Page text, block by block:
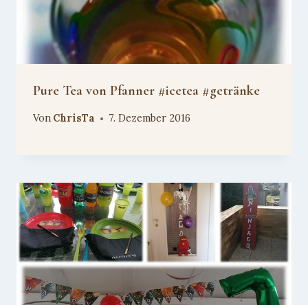
Pure Tea von Pfanner #icetea #getränke
Von ChrisTa 7. Dezember 2016